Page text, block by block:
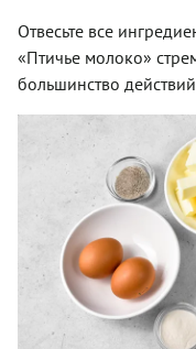
Отвесьте все
«Птичье молоко»
большинство